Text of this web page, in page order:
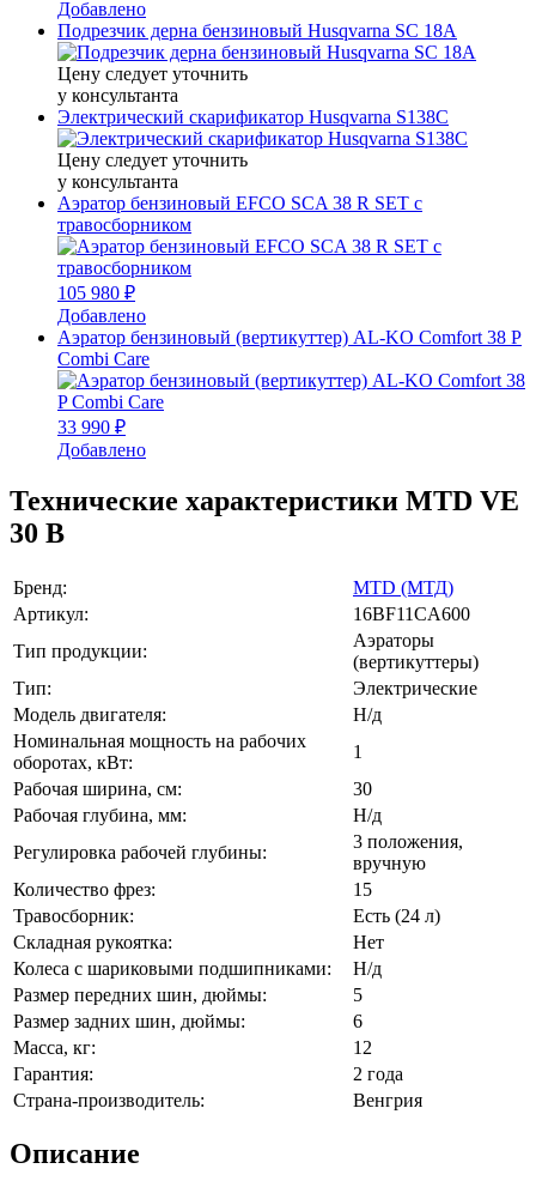
Добавлено
Подрезчик дерна бензиновый Husqvarna SC 18A
Цену следует уточнить
у консультанта
Электрический скарификатор Husqvarna S138C
Цену следует уточнить
у консультанта
Аэратор бензиновый EFCO SCA 38 R SET с
травосборником
105 980 ₽
Добавлено
Аэратор бензиновый (вертикуттер) AL-KO Comfort 38 P
Combi Care
33 990 ₽
Добавлено
Технические характеристики MTD VE
30 B
Бренд:
MTD (МТД)
Артикул:
16BF11CA600
Тип продукции:
Аэраторы
(вертикуттеры)
Тип:
Электрические
Модель двигателя:
Н/д
Номинальная мощность на рабочих
оборотах, кВт:
1
Рабочая ширина, см:
30
Рабочая глубина, мм:
Н/д
Регулировка рабочей глубины:
3 положения,
вручную
Количество фрез:
15
Травосборник:
Есть (24 л)
Складная рукоятка:
Нет
Колеса с шариковыми подшипниками:
Н/д
Размер передних шин, дюймы:
5
Размер задних шин, дюймы:
6
Масса, кг:
12
Гарантия:
2 года
Страна-производитель:
Венгрия
Описание